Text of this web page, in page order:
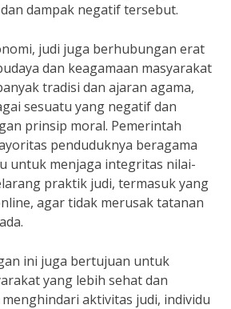
dampak negatif tersebut.
judi juga berhubungan erat
dan keagamaan masyarakat
tradisi dan ajaran agama,
sesuatu yang negatif dan
prinsip moral. Pemerintah
penduduknya beragama
untuk menjaga integritas nilai-
praktik judi, termasuk yang
agar tidak merusak tatanan
ini juga bertujuan untuk
yang lebih sehat dan
aktivitas judi, individu